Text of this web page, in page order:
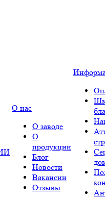
О нас
О заводе
О
продукции
Блог
Новости
Вакансии
Отзывы